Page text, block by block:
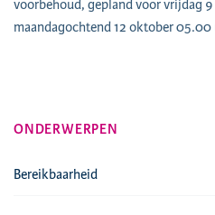
voorbehoud, gepland voor vrijdag
maandagochtend 12 oktober
ONDERWERPEN
Bereikbaarheid